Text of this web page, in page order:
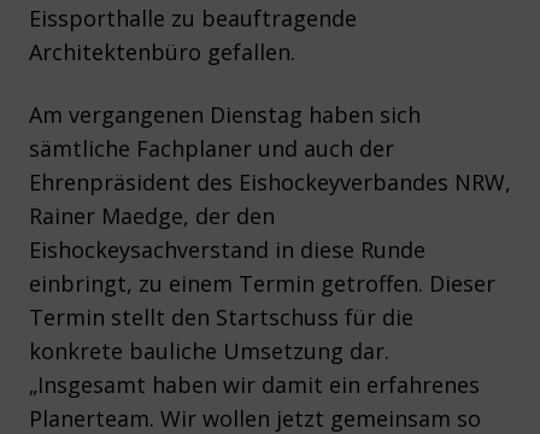
Eissporthalle zu beauftragende
Architektenbüro gefallen.
Am vergangenen Dienstag haben sich
sämtliche Fachplaner und auch der
Ehrenpräsident des Eishockeyverbandes NRW,
Rainer Maedge, der den
Eishockeysachverstand in diese Runde
einbringt, zu einem Termin getroffen. Dieser
Termin stellt den Startschuss für die
konkrete bauliche Umsetzung dar.
„Insgesamt haben wir damit ein erfahrenes
Planerteam. Wir wollen jetzt gemeinsam so